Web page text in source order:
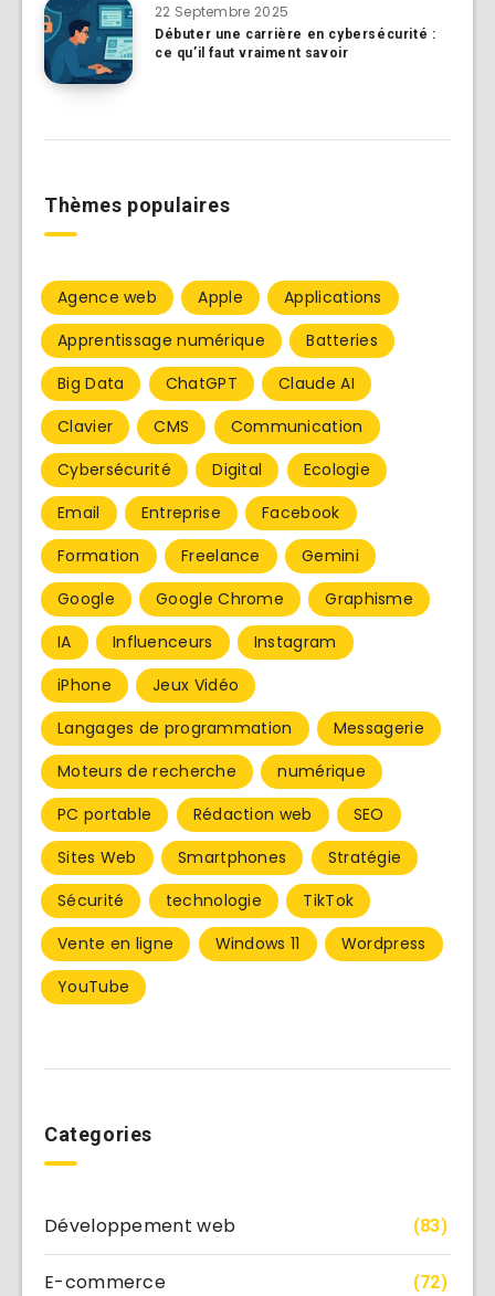
22 Septembre 2025
Débuter une carrière en cybersécurité :
ce qu’il faut vraiment savoir
Thèmes populaires
Agence web Apple
Applications
Apprentissage numérique
Batteries
Big Data
ChatGPT
Claude AI
Clavier
CMS
Communication
Cybersécurité
Digital
Ecologie
Email
Entreprise
Facebook
Formation
Freelance
Gemini
Google
Google Chrome
Graphisme
IA
Influenceurs
Instagram
iPhone
Jeux Vidéo
Langages de programmation
Messagerie
Moteurs de recherche
numérique
PC portable
Rédaction web
SEO
Sites Web
Smartphones
Stratégie
Sécurité
technologie
TikTok
Vente en ligne
Windows 11
Wordpress
YouTube
Categories
Développement web (83)
E-commerce (72)